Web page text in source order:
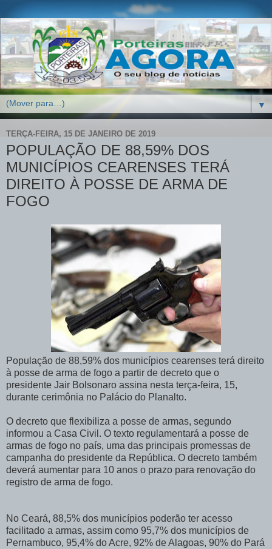
▼
TERÇA-FEIRA, 15 DE JANEIRO DE 2019
POPULAÇÃO DE 88,59% DOS
MUNICÍPIOS CEARENSES TERÁ
DIREITO À POSSE DE ARMA DE
FOGO
População de 88,59% dos municípios cearenses terá direito
à posse de arma de fogo a partir de decreto que o
presidente Jair Bolsonaro assina nesta terça-feira, 15,
durante cerimônia no Palácio do Planalto.
O decreto que flexibiliza a posse de armas, segundo
informou a Casa Civil. O texto regulamentará a posse de
armas de fogo no país, uma das principais promessas de
campanha do presidente da República. O decreto também
deverá aumentar para 10 anos o prazo para renovação do
registro de arma de fogo.
No Ceará, 88,5% dos municípios poderão ter acesso
facilitado a armas, assim como 95,7% dos municípios de
Pernambuco, 95,4% do Acre, 92% de Alagoas, 90% do Pará